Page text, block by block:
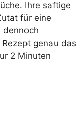
Ihre saftige
für eine
dennoch
genau das
2 Minuten